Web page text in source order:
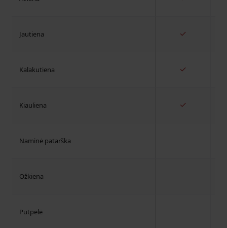
Jautiena ✓
Kalakutiena ✓
Kiauliena ✓
Naminė patarška
Ožkiena
Putpelė